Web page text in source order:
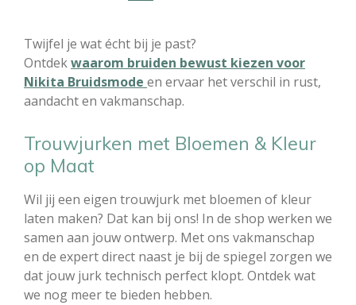
Twijfel je wat écht bij je past?
Ontdekwaarom bruiden bewust kiezen voor
Nikita Bruidsmode en ervaar het verschil in rust,
aandacht en vakmanschap.
Trouwjurken met Bloemen & Kleur
op Maat
Wil jij een eigen trouwjurk met bloemen of kleur
laten maken? Dat kan bij ons! In de shop werken we
samen aan jouw ontwerp. Met ons vakmanschap
en de expert direct naast je bij de spiegel zorgen we
dat jouw jurk technisch perfect klopt. Ontdek wat
we nog meer te bieden hebben.